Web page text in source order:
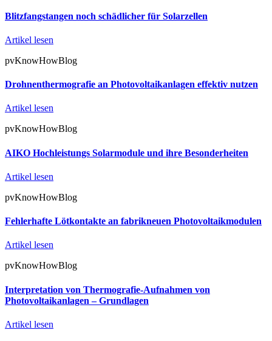
Blitzfangstangen noch schädlicher für Solarzellen
Artikel lesen
pvKnowHowBlog
Drohnenthermografie an Photovoltaikanlagen effektiv nutzen
Artikel lesen
pvKnowHowBlog
AIKO Hochleistungs Solarmodule und ihre Besonderheiten
Artikel lesen
pvKnowHowBlog
Fehlerhafte Lötkontakte an fabrikneuen Photovoltaikmodulen
Artikel lesen
pvKnowHowBlog
Interpretation von Thermografie-Aufnahmen von
Photovoltaikanlagen – Grundlagen
Artikel lesen